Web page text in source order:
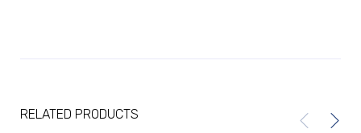
RELATED PRODUCTS